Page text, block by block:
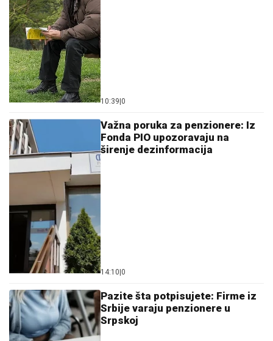
10:39 0
Važna poruka za penzionere: Iz
Fonda PIO upozoravaju na
širenje dezinformacija
14:10 0
Pazite šta potpisujete: Firme iz
Srbije varaju penzionere u
Srpskoj